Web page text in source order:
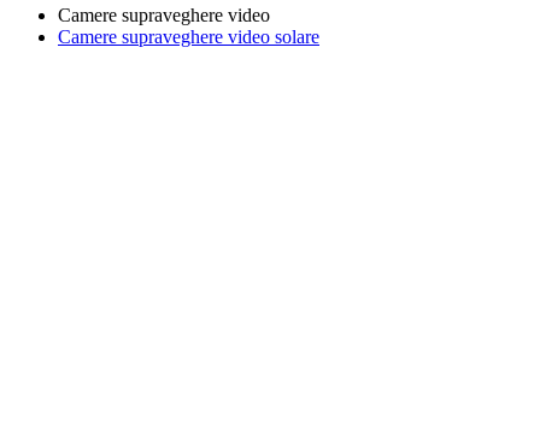
Camere supraveghere video
Camere supraveghere video solare